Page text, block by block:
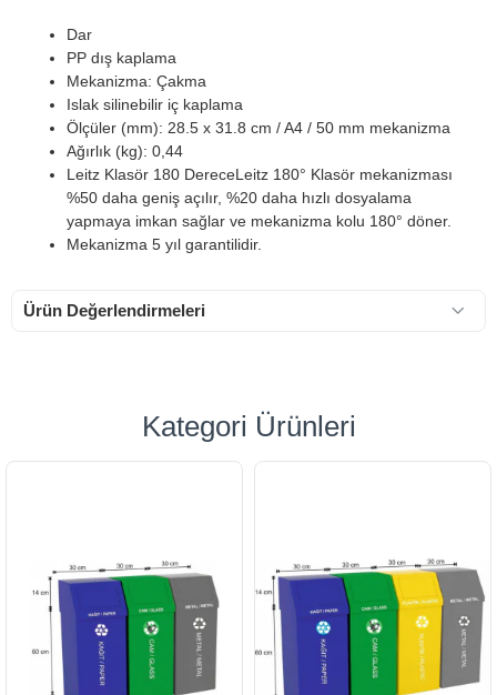
Dar
PP dış kaplama
Mekanizma: Çakma
Islak silinebilir iç kaplama
Ölçüler (mm): 28.5 x 31.8 cm / A4 / 50 mm mekanizma
Ağırlık (kg): 0,44
Leitz Klasör 180 DereceLeitz 180° Klasör mekanizması
%50 daha geniş açılır, %20 daha hızlı dosyalama
yapmaya imkan sağlar ve mekanizma kolu 180° döner.
Mekanizma 5 yıl garantilidir.
Ürün Değerlendirmeleri
Kategori Ürünleri